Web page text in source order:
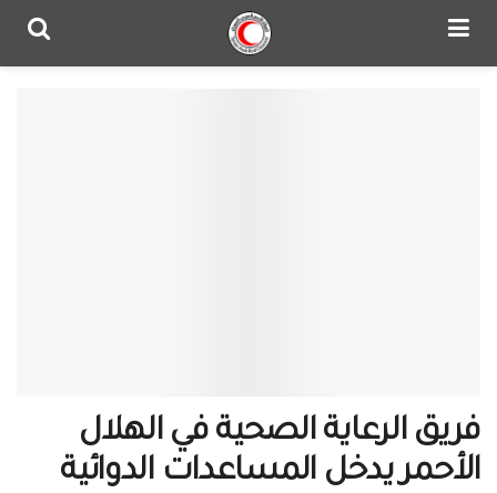
فريق الرعاية الصحية في الهلال
الأحمر يدخل المساعدات الدوائية